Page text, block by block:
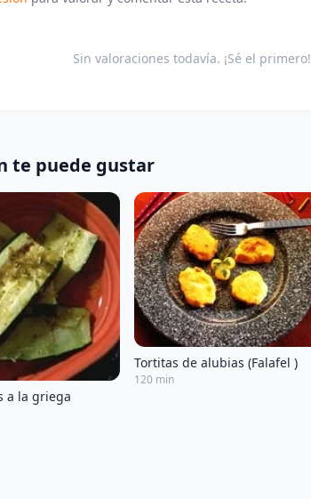
Sin valoraciones todavía. ¡Sé el primero!
te puede gustar
a la griega
Tortitas de alubias (Falafel )
120 min